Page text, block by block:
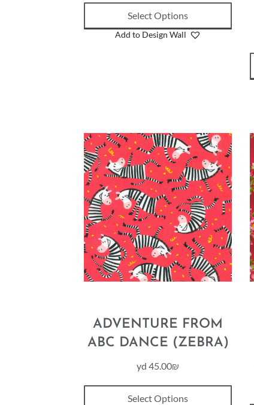
Select Options
Add to Design Wall
ADVENTURE FROM
ABC DANCE (ZEBRA)
45.00₪
yd
Select Options